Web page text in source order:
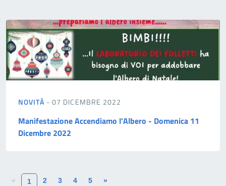
NOVITÀ - 07 DICEMBRE 2022
Manifestazione Accendiamo l'Albero - Domenica 11
Dicembre 2022
« 1 2 3 4 5 »